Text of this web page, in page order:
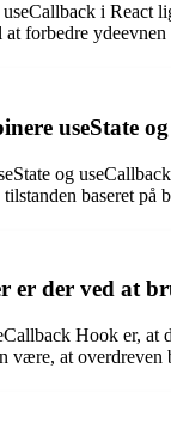
i React
forbedre
useState
og
baseret
er der ved at
Hook er, at
være, at